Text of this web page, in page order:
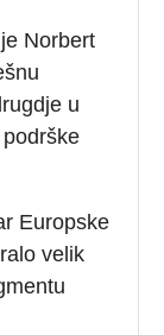
Norbert
u
Europske
velik